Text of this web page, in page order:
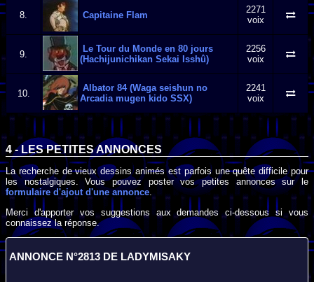
8. Capitaine Flam
2271
voix
9.
Le Tour du Monde en 80 jours
(Hachijunichikan Sekai Isshû)
2256
voix
10.
Albator 84 (Waga seishun no
Arcadia mugen kido SSX)
2241
voix
4 - LES PETITES ANNONCES
La recherche de vieux dessins animés est parfois une quête difficile pour
les nostalgiques. Vous pouvez poster vos petites annonces sur le
formulaire d'ajout d'une annonce.
Merci d'apporter vos suggestions aux demandes ci-dessous si vous
connaissez la réponse.
ANNONCE N°2813 DE LADYMISAKY